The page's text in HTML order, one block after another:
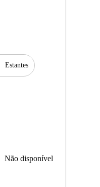
Estantes
Não disponível